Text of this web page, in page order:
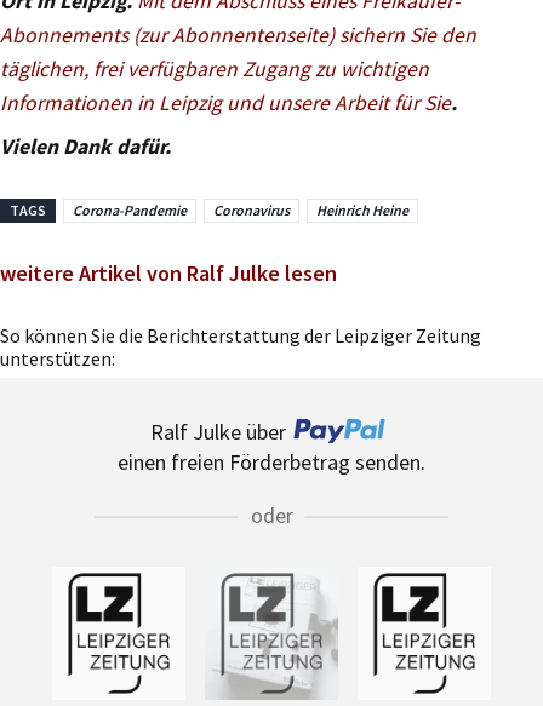
Abonnements (zur Abonnentenseite) sichern Sie den
täglichen, frei verfügbaren Zugang zu wichtigen
Informationen in Leipzig und unsere Arbeit für Sie.
Vielen Dank dafür.
TAGS Corona-Pandemie Coronavirus Heinrich Heine
weitere Artikel von Ralf Julke lesen
So können Sie die Berichterstattung der Leipziger Zeitung
unterstützen:
Ralf Julke über
einen freien Förderbetrag senden.
oder